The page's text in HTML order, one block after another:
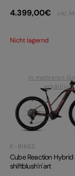
4.399,00€ inkl.
Nicht lagernd
In mehreren
erhältlich
E-BIKES
Cube Reaction Hybrid
shiftblush´n´art